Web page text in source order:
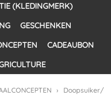
(KLEDINGMERK)
GESCHENKEN
CADEAUBON
›
Doopsuiker/